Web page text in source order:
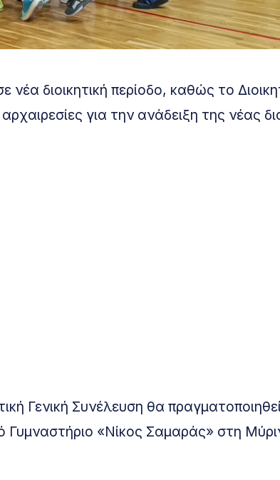
διοικητική περίοδο, καθώς το
για την ανάδειξη της νέας
Γενική Συνέλευση θα
«Νίκος Σαμαράς» στη